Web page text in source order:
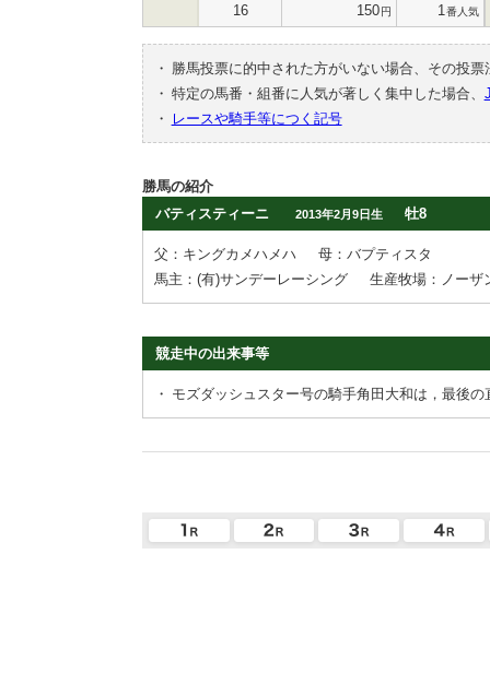
16 150円 1 番人気
・
勝馬投票に的中された方がいない場合、その投
・ 特定の馬番・組番に人気が著しく集中した場合、
・
レースや騎手等につく記号
勝馬の紹介
バティスティーニ
2013年2月9日生 牡8
父：キングカメハメハ
母：バプティスタ
馬主：(有)サンデーレーシング
生産牧場：ノーザ
競走中の出来事等
・ モズダッシュスター号の騎手角田大和は，最後